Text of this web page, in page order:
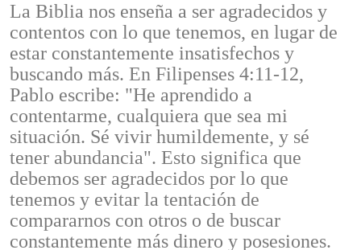
La Biblia nos enseña a ser agradecidos y
contentos con lo que tenemos, en lugar de
estar constantemente insatisfechos y
buscando más. En Filipenses 4:11-12,
Pablo escribe: "He aprendido a
contentarme, cualquiera que sea mi
situación. Sé vivir humildemente, y sé
tener abundancia". Esto significa que
debemos ser agradecidos por lo que
tenemos y evitar la tentación de
compararnos con otros o de buscar
constantemente más dinero y posesiones.